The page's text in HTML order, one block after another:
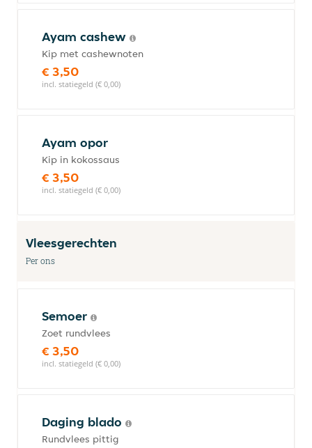
Ayam cashew
Kip met cashewnoten
€ 3,50
incl. statiegeld (€ 0,00)
Ayam opor
Kip in kokossaus
€ 3,50
incl. statiegeld (€ 0,00)
Vleesgerechten
Per ons
Semoer
Zoet rundvlees
€ 3,50
incl. statiegeld (€ 0,00)
Daging blado
Rundvlees pittig